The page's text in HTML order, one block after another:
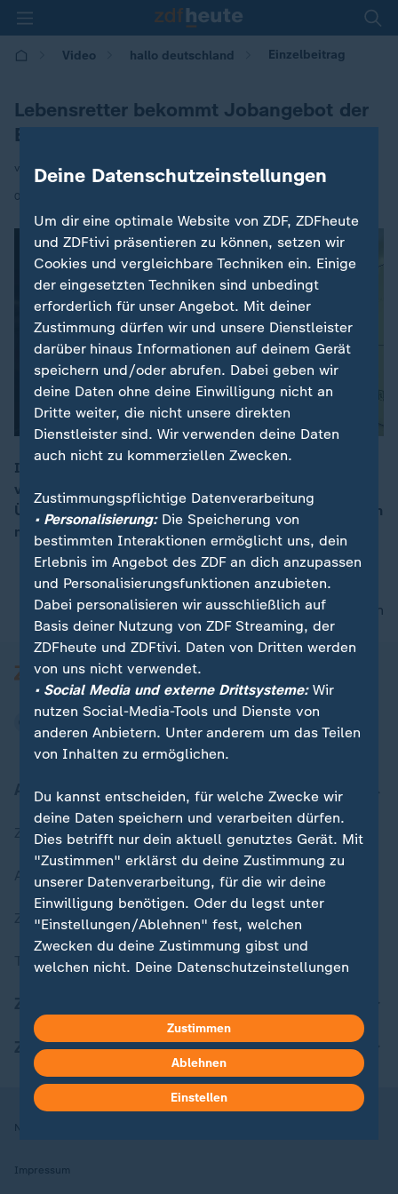
Video hallo deutschland Einzelbeitrag
Lebensretter bekommt Jobangebot der
Bundespolizei
von Steffen Wachs
06.10.2022 | 17:10
00:15
In letzter Sekunde rettet ein 18-Jähriger einen Mann
vor einer S-Bahn und wird dabei von einer
Überwachungskamera gefilmt. Die Polizei bedankt sich
mit einem Jobangebot.
nach oben
Aktuell bei ZDFheute
Zuletzt veröffentlicht
Aktuelle Sendungs-Videos
ZDFheute Stories
Themen im Überblick
ZDFheute Apps
Nutzungsbedingungen
Impressum
Deine Datenschutzeinstellungen
Um dir eine optimale Website von ZDF, ZDFheute
und ZDFtivi präsentieren zu können, setzen wir
Cookies und vergleichbare Techniken ein. Einige
der eingesetzten Techniken sind unbedingt
erforderlich für unser Angebot. Mit deiner
Zustimmung dürfen wir und unsere Dienstleister
darüber hinaus Informationen auf deinem Gerät
speichern und/oder abrufen. Dabei geben wir
deine Daten ohne deine Einwilligung nicht an
Dritte weiter, die nicht unsere direkten
Dienstleister sind. Wir verwenden deine Daten
auch nicht zu kommerziellen Zwecken.
Zustimmungspflichtige Datenverarbeitung
• Personalisierung:Die Speicherung von
bestimmten Interaktionen ermöglicht uns, dein
Erlebnis im Angebot des ZDF an dich anzupassen
und Personalisierungsfunktionen anzubieten.
Dabei personalisieren wir ausschließlich auf
Basis deiner Nutzung von ZDF Streaming, der
ZDFheute und ZDFtivi. Daten von Dritten werden
von uns nicht verwendet.
• Social Media und externe Drittsysteme:Wir
nutzen Social-Media-Tools und Dienste von
anderen Anbietern. Unter anderem um das Teilen
von Inhalten zu ermöglichen.
Du kannst entscheiden, für welche Zwecke wir
deine Daten speichern und verarbeiten dürfen.
Dies betrifft nur dein aktuell genutztes Gerät. Mit
"Zustimmen" erklärst du deine Zustimmung zu
unserer Datenverarbeitung, für die wir deine
Einwilligung benötigen. Oder du legst unter
"Einstellungen/Ablehnen" fest, welchen
Zwecken du deine Zustimmung gibst und
welchen nicht. Deine Datenschutzeinstellungen
Hier findest du das Impressum.
Weitere Informationen findest du in unserer
Datenschutzerklärung.
Zustimmen
Ablehnen
Einstellen